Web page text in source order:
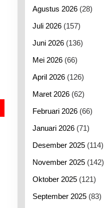
Agustus 2026(28)
Juli 2026(157)
Juni 2026(136)
Mei 2026(66)
April 2026(126)
Maret 2026(62)
Februari 2026(66)
Januari 2026(71)
Desember 2025(114)
November 2025(142)
Oktober 2025(121)
September 2025(83)